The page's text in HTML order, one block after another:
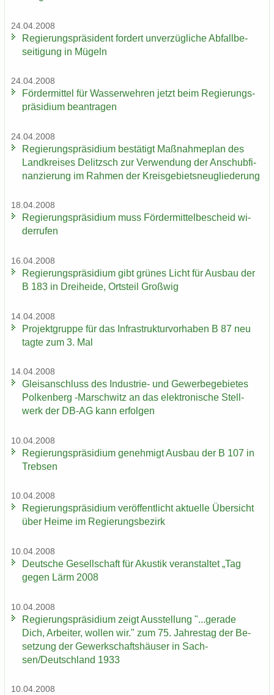
24.04.2008
Re­gie­rungs­prä­si­dent for­dert un­ver­züg­li­che Ab­fall­be­
sei­ti­gung in Mü­geln
24.04.2008
För­der­mit­tel für Was­ser­weh­ren jetzt beim Re­gie­rungs­
prä­si­di­um be­an­tra­gen
24.04.2008
Re­gie­rungs­prä­si­di­um be­stä­tigt Maß­nah­me­plan des
Land­krei­ses De­litzsch zur Ver­wen­dung der An­schub­fi­
nan­zie­rung im Rah­men der Kreis­ge­biets­neu­glie­de­rung
18.04.2008
Re­gie­rungs­prä­si­di­um muss För­der­mit­tel­be­scheid wi­
der­ru­fen
16.04.2008
Re­gie­rungs­prä­si­di­um gibt grü­nes Licht für Aus­bau der
B 183 in Drei­hei­de, Orts­teil Groß­wig
14.04.2008
Pro­jekt­grup­pe für das In­fra­struk­tur­vor­ha­ben B 87 neu
tagte zum 3. Mal
14.04.2008
Gleis­an­schluss des Industrie-​ und Ge­wer­be­ge­bie­tes
Pol­ken­berg -​Marschwitz an das elek­tro­ni­sche Stell­
werk der DB-AG kann er­fol­gen
10.04.2008
Re­gie­rungs­prä­si­di­um ge­neh­migt Aus­bau der B 107 in
Treb­sen
10.04.2008
Re­gie­rungs­prä­si­di­um ver­öf­fent­licht ak­tu­el­le Über­sicht
über Heime im Re­gie­rungs­be­zirk
10.04.2008
Deut­sche Ge­sell­schaft für Akus­tik ver­an­stal­tet „Tag
gegen Lärm 2008
10.04.2008
Re­gie­rungs­prä­si­di­um zeigt Aus­stel­lung "...ge­ra­de
Dich, Ar­bei­ter, wol­len wir." zum 75. Jah­res­tag der Be­
set­zung der Ge­werk­schafts­häu­ser in Sach­
sen/Deutsch­land 1933
10.04.2008